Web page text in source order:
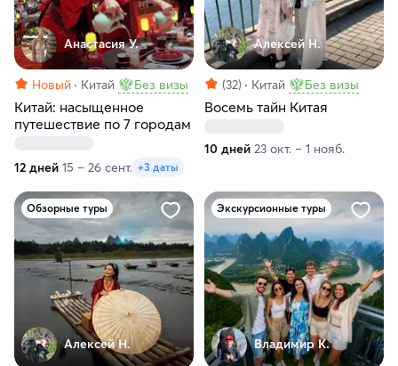
Анастасия У.
Новый Китай Без визы
Китай: насыщенное
путешествие по 7 городам
12 дней 15 – 26 сент. +3 даты
Алексей Н.
(32) Китай Без визы
Восемь тайн Китая
10 дней 23 окт. – 1 нояб.
Обзорные туры
Алексей Н.
Экскурсионные туры
Владимир К.